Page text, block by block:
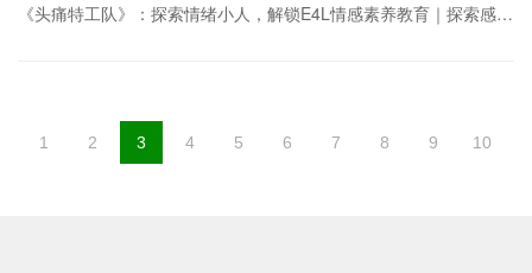
《头痛特工队》：探索情绪小人，解锁E4L情感素养教育｜探索感受与E4L
1 2 3 4 5 6 7 8 9 10